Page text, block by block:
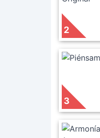
2
3